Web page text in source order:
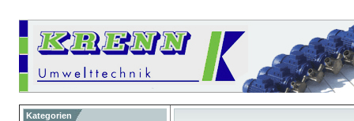
Kategorien